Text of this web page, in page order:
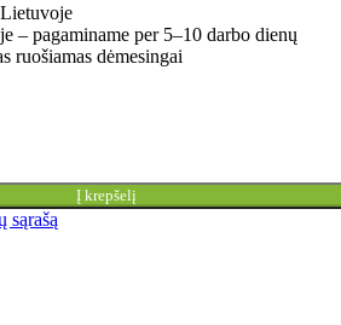
– pagaminame per 5–10 darbo dienų
ruošiamas dėmesingai
Į krepšelį
sąrašą